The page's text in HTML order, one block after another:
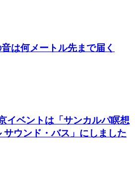
は何メートル先まで届く
イベントは「サンカルパ瞑想
サウンド・バス」にしました